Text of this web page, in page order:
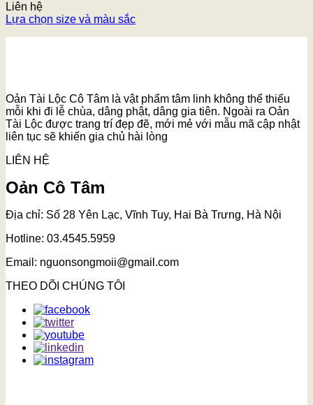
Liên hệ
Lựa chọn size và màu sắc
Oản Tài Lộc Cô Tâm là vật phẩm tâm linh không thể thiếu
mỗi khi đi lễ chùa, dâng phật, dâng gia tiên. Ngoài ra Oản
Tài Lộc được trang trí đẹp đẽ, mới mẻ với mẫu mã cập nhật
liên tục sẽ khiến gia chủ hài lòng
LIÊN HỆ
Oản Cô Tâm
Địa chỉ: Số 28 Yên Lạc, Vĩnh Tuy, Hai Bà Trưng, Hà Nội
Hotline: 03.4545.5959
Email: nguonsongmoii@gmail.com
THEO DÕI CHÚNG TÔI